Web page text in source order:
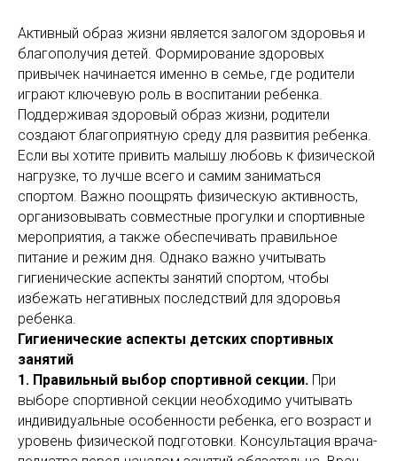
Активный образ жизни является залогом здоровья и
благополучия детей. Формирование здоровых
привычек начинается именно в семье, где родители
играют ключевую роль в воспитании ребенка.
Поддерживая здоровый образ жизни, родители
создают благоприятную среду для развития ребенка.
Если вы хотите привить малышу любовь к физической
нагрузке, то лучше всего и самим заниматься
спортом. Важно поощрять физическую активность,
организовывать совместные прогулки и спортивные
мероприятия, а также обеспечивать правильное
питание и режим дня. Однако важно учитывать
гигиенические аспекты занятий спортом, чтобы
избежать негативных последствий для здоровья
ребенка.
Гигиенические аспекты детских спортивных
занятий
1. Правильный выбор спортивной секции. При
выборе спортивной секции необходимо учитывать
индивидуальные особенности ребенка, его возраст и
уровень физической подготовки. Консультация врача-